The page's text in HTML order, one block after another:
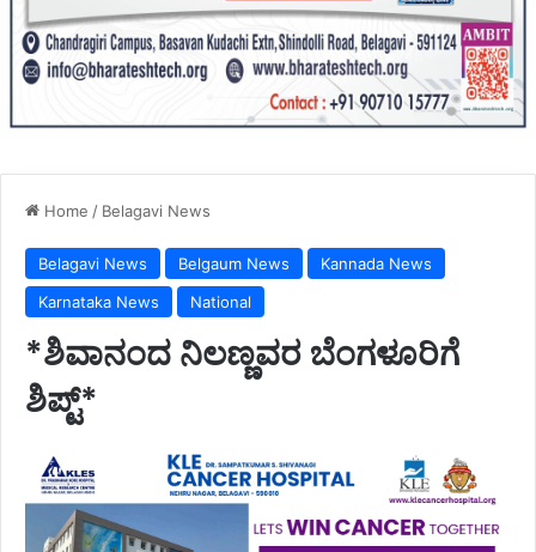
Home / Belagavi News
Belagavi News Belgaum News
Kannada News
Karnataka News
National
*ಶಿವಾನಂದ ನಿಲಣ್ಣವರ ಬೆಂಗಳೂರಿಗೆ
ಶಿಪ್ಟ್*